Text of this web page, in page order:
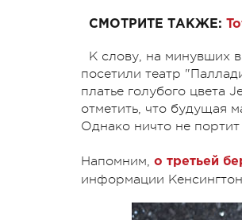
СМОТРИТЕ ТАКЖЕ:
К слову, на минувших
посетили театр
платье голубого цвета
отметить, что будущая
Однако ничто не
Напомним, о третьей
информации